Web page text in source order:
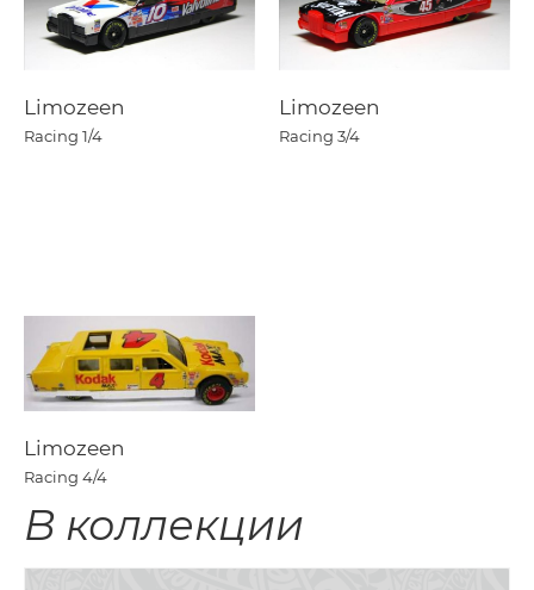
Limozeen
Racing 1/4
Limozeen
Racing 3/4
Limozeen
Racing 4/4
В коллекции